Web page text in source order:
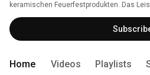
keramischen Feuerfestprodukten. Das
von ungeformten Feuerfestmassen über
Steine, Feuerleichtsteine,
Die Produkte kommen beim Bau von
Home Videos Playlists